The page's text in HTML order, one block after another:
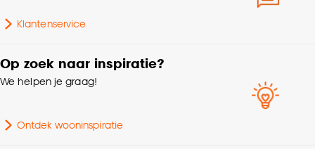
Klantenservice
Op zoek naar inspiratie?
We helpen je graag!
Ontdek wooninspiratie